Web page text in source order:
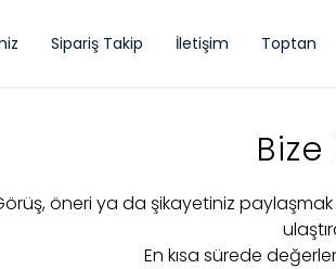
Sipariş Takip İletişim Toptan
Bize
öneri ya da şikayetiniz
En kısa sürede